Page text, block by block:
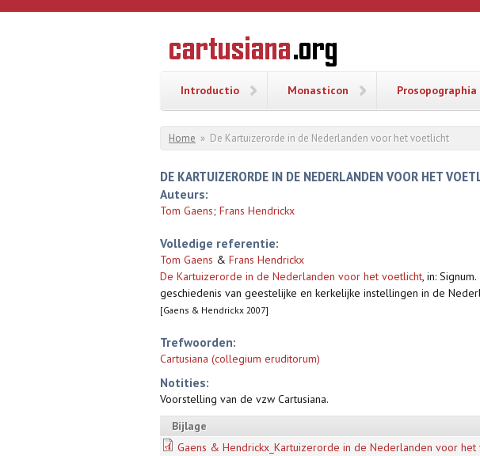
Overslaan en naar de inhoud gaan
CARTUSIANA
Geschiedenis
van de
Introductio Monasticon Prosopographia
U bent hier
Home » De Kartuizerorde in de Nederlanden voor het voetlicht
DE KARTUIZERORDE IN DE NEDERLANDEN VOOR HET
Auteurs:
Tom Gaens; Frans Hendrickx
Volledige referentie:
Tom Gaens & Frans Hendrickx
De Kartuizerorde in de Nederlanden voor het voetlicht, in:
geschiedenis van geestelijke en kerkelijke instellingen in de
[Gaens & Hendrickx 2007]
Trefwoorden:
Cartusiana (collegium eruditorum)
Notities:
Voorstelling van de vzw Cartusiana.
Bijlage
Gaens & Hendrickx_Kartuizerorde in de Nederlanden voor het